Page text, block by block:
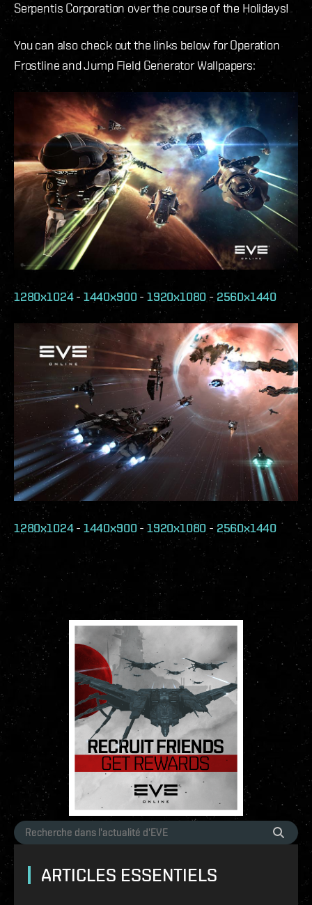
Serpentis Corporation over the course of the Holidays!
You can also check out the links below for Operation
Frostline and Jump Field Generator Wallpapers:
1280x1024- 1440x900 - 1920x1080 - 2560x1440
1280x1024- 1440x900- 1920x1080 - 2560x1440
ARTICLES ESSENTIELS